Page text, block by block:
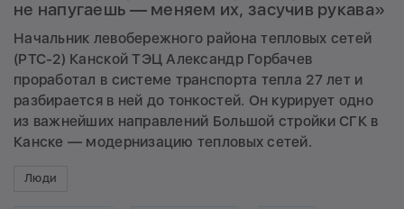
не напугаешь — меняем их, засучив рукава»
Начальник левобережного района тепловых сетей
(РТС-2) Канской ТЭЦ Александр Горбачев
проработал в системе транспорта тепла 27 лет и
разбирается в ней до тонкостей. Он курирует одно
из важнейших направлений Большой стройки СГК в
Канске — модернизацию тепловых сетей.
Люди